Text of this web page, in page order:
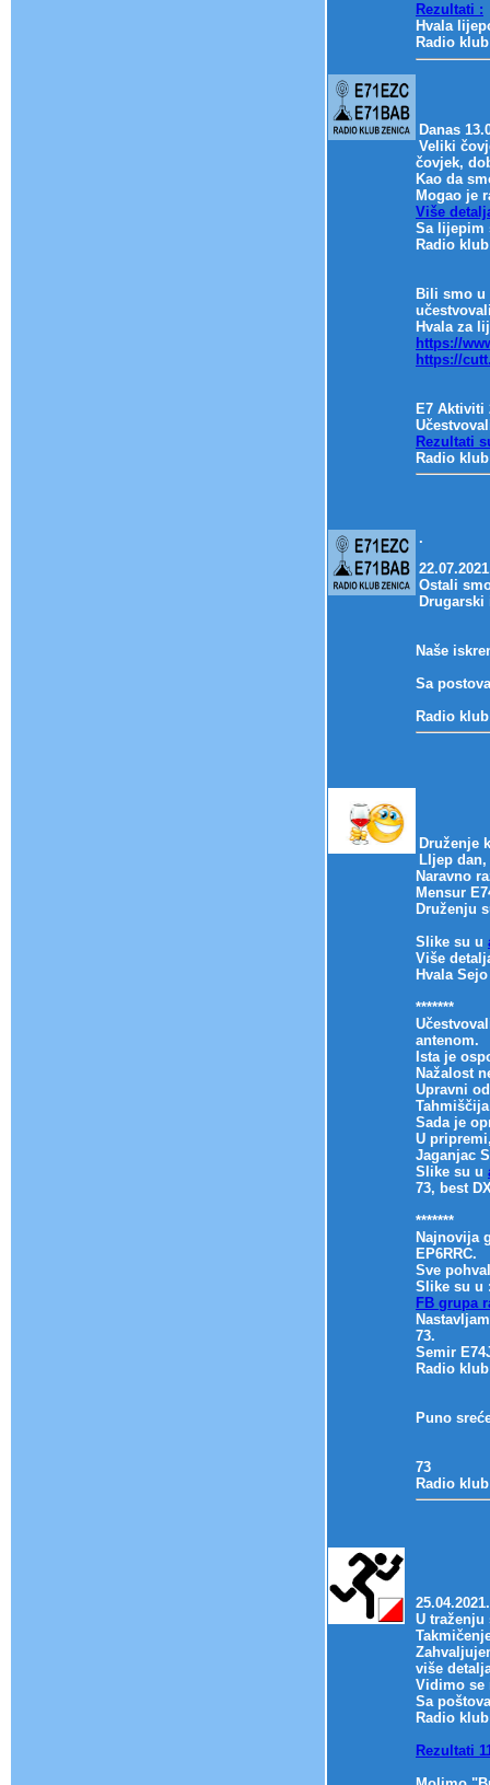
Rezultati :
Hvala
Radio
Danas
Veliki
čovjek,
Kao da
Mogao je
Više
Sa lijepim
Radio
Bili smo u
Hvala za
https://
https://
E7 Aktiviti
Rezultati
Radio
.
Ostali
Drugarski
Naše
Sa
Radio
Druženje
LIjep dan,
Naravno
Mensur
Druženju
Slike su u
Više
Hvala
*******
antenom.
Ista je
Nažalost
Upravni
Sada je
U
Jaganjac
Slike su u
73, best
*******
Najnovija
EP6RRC.
Sve
Slike su u
FB grupa
73.
Semir
Radio
Puno
73
Radio
U
više
Vidimo se
Sa
Radio
Rezultati